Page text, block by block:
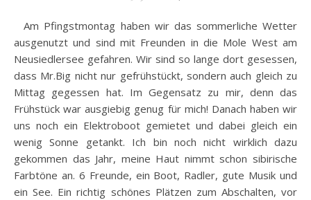
Am Pfingstmontag haben wir das sommerliche Wetter
ausgenutzt und sind mit Freunden in die Mole West am
Neusiedlersee gefahren. Wir sind so lange dort gesessen,
dass Mr.Big nicht nur gefrühstückt, sondern auch gleich zu
Mittag gegessen hat. Im Gegensatz zu mir, denn das
Frühstück war ausgiebig genug für mich! Danach haben wir
uns noch ein Elektroboot gemietet und dabei gleich ein
wenig Sonne getankt. Ich bin noch nicht wirklich dazu
gekommen das Jahr, meine Haut nimmt schon sibirische
Farbtöne an. 6 Freunde, ein Boot, Radler, gute Musik und
ein See. Ein richtig schönes Plätzen zum Abschalten, vor